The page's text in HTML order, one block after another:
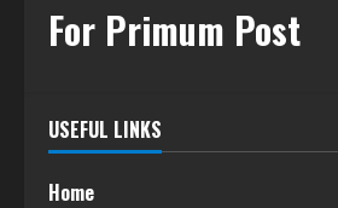
For Primum Post
USEFUL LINKS
Home